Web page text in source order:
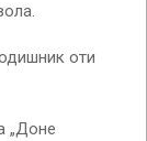
оти
„Доне